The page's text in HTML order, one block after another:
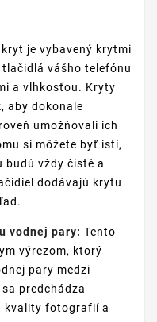
je vybavený krytmi
vášho telefónu
a vlhkosťou. Kryty
aby dokonale
umožňovali ich
si môžete byť istí,
budú vždy čisté a
dodávajú krytu
vodnej pary: Tento
výrezom, ktorý
pary medzi
predchádza
kvality fotografií a